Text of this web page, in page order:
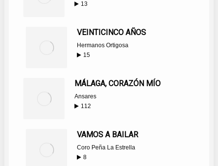
13
VEINTICINCO AÑOS
Hermanos Ortigosa
15
MÁLAGA, CORAZÓN MÍO
Ansares
112
VAMOS A BAILAR
Coro Peña La Estrella
8